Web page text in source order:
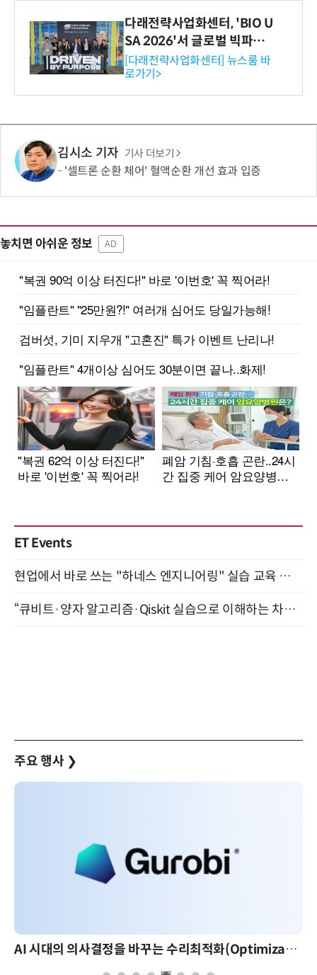
다래전략사업화센터, 'BIO U
SA 2026'서 글로벌 빅파마
와의 비즈니스 미팅 지원…K
-바이오 해외 진출 교두보 확
보
[다래전략사업화센터] 뉴스룸 바
로가기>
김시소 기자 기사 더보기
'셀트론 순환 체어' 혈액순환 개선 효과 입증
놓치면 아쉬운 정보 AD
ET Events
현업에서 바로 쓰는 "하네스 엔지니어링" 실습 교육 워크숍 8월 20일 개최
“큐비트·양자 알고리즘·Qiskit 실습으로 이해하는 차세대 컴퓨팅” (8/28)
주요 행사 ❯
AI 시대의 의사결정을 바꾸는 수리최적화(Optimization): 실제 산업 적용 사례와 활용 전략